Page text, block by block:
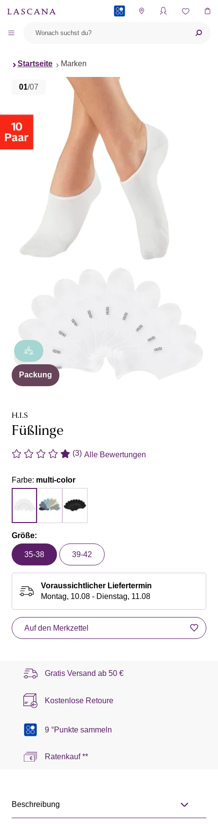
Startseite Marken
01/07
Packung
H.I.S
Füßlinge
(3) Alle Bewertungen
Farbe: multi-color
Größe:
35-38 39-42
Voraussichtlicher Liefertermin
Montag, 10.08 - Dienstag, 11.08
Auf den Merkzettel
Gratis Versand ab 50 €
Kostenlose Retoure
9 °Punkte sammeln
Ratenkauf **
Beschreibung